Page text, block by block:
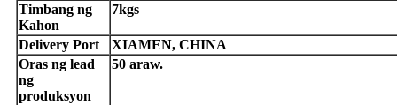
Timbang ng
Kahon
7kgs
Delivery Port
XIAMEN, CHINA
Oras ng lead
ng
produksyon
50 araw.